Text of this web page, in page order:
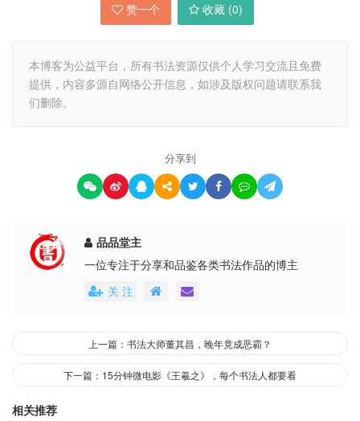
赞一个 收藏 (0)
本博客为公益平台，所有书法资源仅供个人学习交流且免费
提供，内容多源自网络公开信息，如涉及版权问题请联系我
们删除。
分享到
品品堂主
一位专注于分享和品鉴各类书法作品的博主
关 注
上一篇：书法大师董其昌，晚年竟成恶霸？
下一篇：15分钟微电影《王羲之》，每个书法人都要看
相关推荐